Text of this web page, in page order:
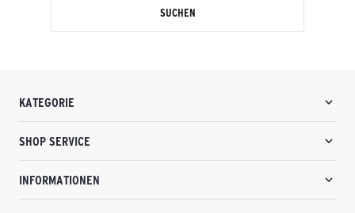
SUCHEN
KATEGORIE
SHOP SERVICE
INFORMATIONEN